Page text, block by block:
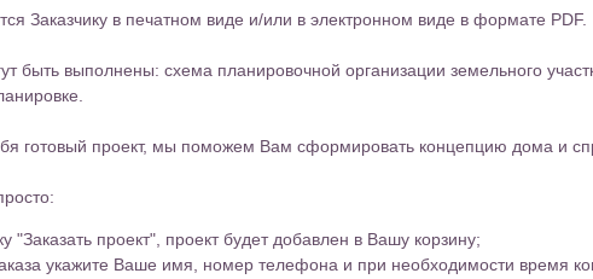
Заказчику в печатном виде и/или в электронном виде в формате PDF.
быть выполнены: схема планировочной организации земельного
готовый проект, мы поможем Вам сформировать концепцию дома и
"Заказать проект", проект будет добавлен в Вашу корзину;
укажите Ваше имя, номер телефона и при необходимости время